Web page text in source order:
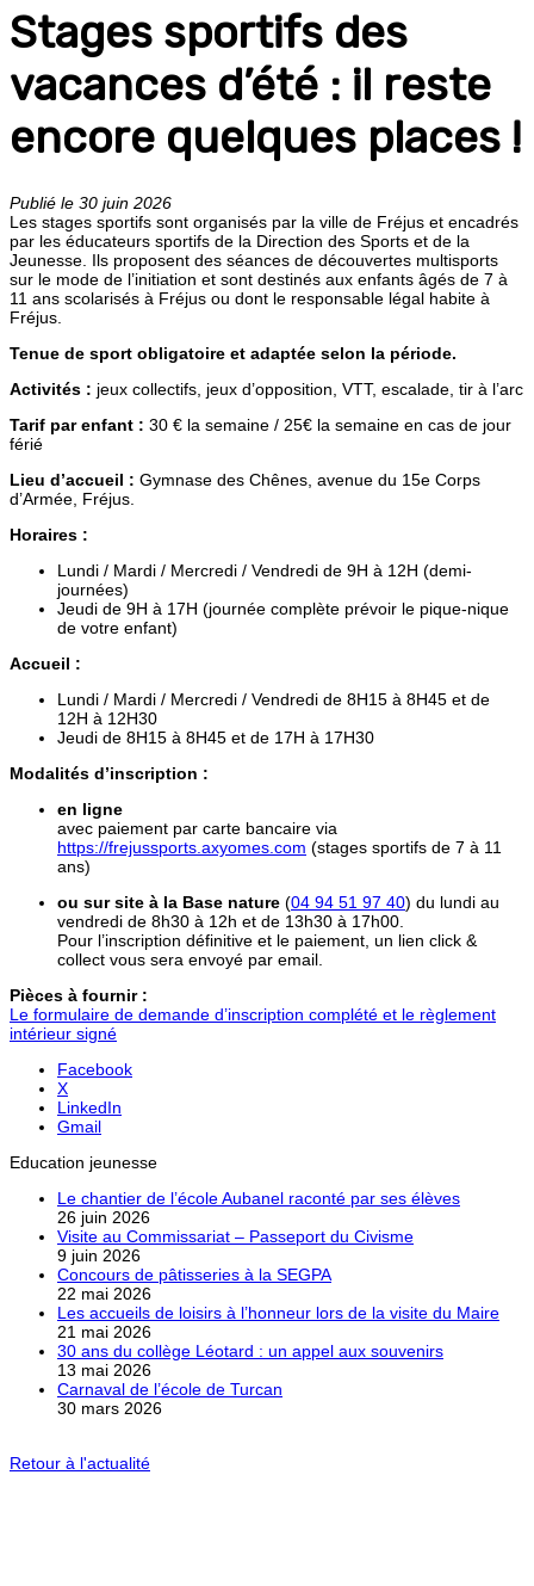
Stages sportifs des
vacances d’été : il reste
encore quelques places !
Publié le 30 juin 2026
Les stages sportifs sont organisés par la ville de Fréjus et encadrés
par les éducateurs sportifs de la Direction des Sports et de la
Jeunesse. Ils proposent des séances de découvertes multisports
sur le mode de l’initiation et sont destinés aux enfants âgés de 7 à
11 ans scolarisés à Fréjus ou dont le responsable légal habite à
Fréjus.
Tenue de sport obligatoire et adaptée selon la période.
Activités : jeux collectifs, jeux d’opposition, VTT, escalade, tir à l’arc
Tarif par enfant : 30 € la semaine / 25€ la semaine en cas de jour
férié
Lieu d’accueil : Gymnase des Chênes, avenue du 15e Corps
d’Armée, Fréjus.
Horaires :
Lundi / Mardi / Mercredi / Vendredi de 9H à 12H (demi-
journées)
Jeudi de 9H à 17H (journée complète prévoir le pique-nique
de votre enfant)
Accueil :
Lundi / Mardi / Mercredi / Vendredi de 8H15 à 8H45 et de
12H à 12H30
Jeudi de 8H15 à 8H45 et de 17H à 17H30
Modalités d’inscription :
en ligne
avec paiement par carte bancaire via
https://frejussports.axyomes.com (stages sportifs de 7 à 11
ans)
ou sur site à la Base nature (04 94 51 97 40) du lundi au
vendredi de 8h30 à 12h et de 13h30 à 17h00.
Pour l’inscription définitive et le paiement, un lien click &
collect vous sera envoyé par email.
Pièces à fournir :
Le formulaire de demande d’inscription complété et le règlement
intérieur signé
Facebook
X
LinkedIn
Gmail
Education jeunesse
Le chantier de l’école Aubanel raconté par ses élèves
26 juin 2026
Visite au Commissariat – Passeport du Civisme
9 juin 2026
Concours de pâtisseries à la SEGPA
22 mai 2026
Les accueils de loisirs à l’honneur lors de la visite du Maire
21 mai 2026
30 ans du collège Léotard : un appel aux souvenirs
13 mai 2026
Carnaval de l’école de Turcan
30 mars 2026
Retour à l'actualité